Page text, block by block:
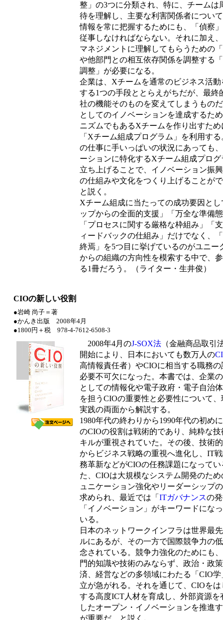
整」の3つに分類され、特に、チームは
待を理解し、主要な利害関係者につい
情報を常に把握するためにも、「偵察
従事しなければならない。それに加え
マネジメントに理解してもらうための
や他部門との相互依存関係を調整する
調整」が必要になる。
企業は、Xチームを通常のビジネス活動
する1つの手段ととらえがちだが、最終
社の機能そのものを変えてしまうもの
としてのイノベーションを達成するた
ニズムでもあるXチームを作り出すため
「Xチーム組成プログラム」を利用す
の仕事に手いっぱいの状況にあっても
ーションに特化するXチーム組成プログ
立ち上げることで、イノベーション振
の仕組みや文化をつくり上げることが
と説く。
Xチーム組成に当たっての成功要因とし
ップからの全面的支援」「万全な準備
「プロセスに関する厳格な枠組み」「
ィードバックの仕組み」だけでなく、
終焉」を5つ目に挙げているのがユニー
からの組織の方向性を模索する中で、
る1冊だろう。（ライター・生井俊）
CIOの新しい役割
●岩崎 尚子＝著
●かんき出版 2008年4月
●1800円＋税 978-4-7612-6508-3
2008年4月のJ-SOX法 （金融商品取引
開始により、日本においても数万人の
高情報責任者）やCIOに相当する職務の
必要不可欠になった。本書では、企業
としての情報化や電子政府・電子自治
を担うCIOの重要性と必要性について
実践の両面から解説する。
1980年代の終わりから1990年代の初め
のCIOの役割は戦術的であり、純粋な技
キルが重視されていた。その後、技術
からビジネス戦略の重視へ進化し、IT
務革新などがCIOの任務課題になってい
た、CIOは大規模なシステム開発のた
ュニケーション強化やリーダーシップ
求められ、最近では「 ITガバナンスの
「イノベーション」がキーワードにな
いる。
日本のネットワークインフラは世界最
ルにあるが、その一方で国際競争力の
念されている。競争力強化のためにも
門的知識や技術のみならず、政治・政
済、経営などの多領域にわたる「CIO学
立が急がれる。それを通じて、CIOを
する高度ICT人材を育成し、外部資源を
したオープン・イノベーションを推進